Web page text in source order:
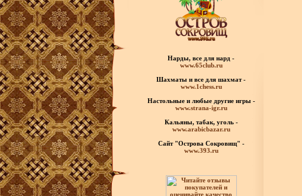
Нарды, все для нард -
www.65club.ru
Шахматы и все для шахмат -
www.1chess.ru
Настольные и любые другие игры -
www.strana-igr.ru
Кальяны, табак, уголь -
www.arabicbazar.ru
Сайт "Острова Сокровищ" -
www.393.ru